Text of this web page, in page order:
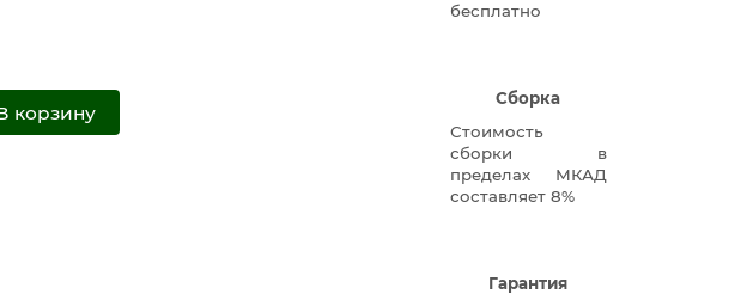
корзину
бесплатно
Сборка
Стоимость
сборки в
пределах МКАД
составляет 8%
Гарантия